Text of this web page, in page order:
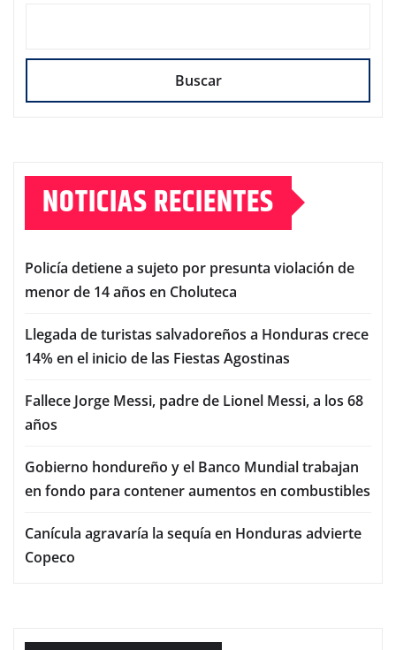
Buscar
NOTICIAS RECIENTES
Policía detiene a sujeto por presunta violación de
menor de 14 años en Choluteca
Llegada de turistas salvadoreños a Honduras crece
14% en el inicio de las Fiestas Agostinas
Fallece Jorge Messi, padre de Lionel Messi, a los 68
años
Gobierno hondureño y el Banco Mundial trabajan
en fondo para contener aumentos en combustibles
Canícula agravaría la sequía en Honduras advierte
Copeco